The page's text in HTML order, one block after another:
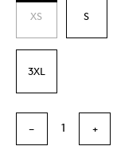
XS S
3XL
− 1 +